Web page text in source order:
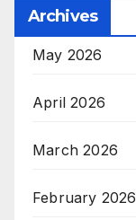
Archives
May 2026
April 2026
March 2026
February 2026